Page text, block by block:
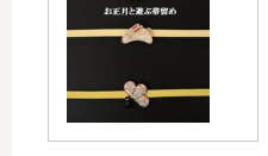
げた